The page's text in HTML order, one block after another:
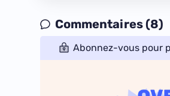
Commentaires (8)
Abonnez-vous pour